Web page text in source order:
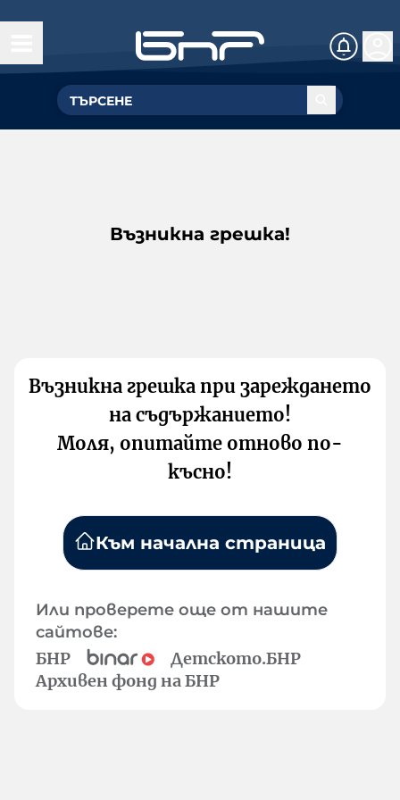
Възникна грешка!
Възникна грешка при зареждането
на съдържанието!
Моля, опитайте отново по-
късно!
Към начална страница
Или проверете още от нашите
сайтове:
БНР
Детското.БНР
Архивен фонд на БНР